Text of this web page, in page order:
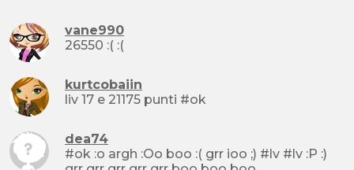
vane990
26550 :( :(
kurtcobaiin
liv 17 e 21175 punti #ok
dea74
#ok :o argh :Oo boo :( grr ioo ;) #lv #lv :P :)